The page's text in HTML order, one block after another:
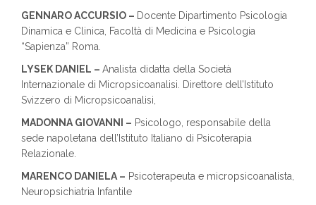
GENNARO ACCURSIO – Docente Dipartimento Psicologia
Dinamica e Clinica, Facoltà di Medicina e Psicologia
“Sapienza” Roma.
LYSEK DANIEL – Analista didatta della Società
Internazionale di Micropsicoanalisi. Direttore dell’Istituto
Svizzero di Micropsicoanalisi,
MADONNA GIOVANNI – Psicologo, responsabile della
sede napoletana dell’Istituto Italiano di Psicoterapia
Relazionale.
MARENCO DANIELA – Psicoterapeuta e micropsicoanalista,
Neuropsichiatria Infantile